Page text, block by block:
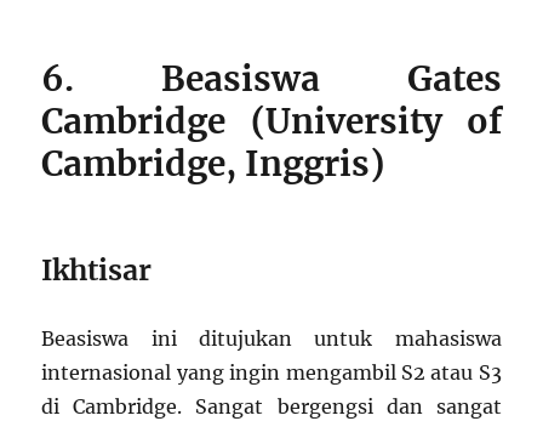
6. Beasiswa Gates
Cambridge (University of
Cambridge, Inggris)
Ikhtisar
Beasiswa ini ditujukan untuk mahasiswa
internasional yang ingin mengambil S2 atau S3
di Cambridge. Sangat bergengsi dan sangat